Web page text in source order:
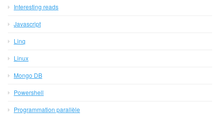
Interesting reads
Javascript
Linq
Linux
Mongo DB
Powershell
Programmation parallèle